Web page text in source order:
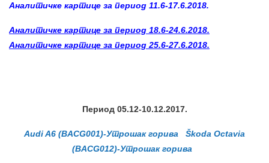
Аналитичке картице за период 11.6-17.6.2018.
Аналитичке картице за период 18.6-24.6.2018.
Аналитичке картице за период 25.6-27.6.2018.
Период 05.12-10.12.2017.
Audi A6 (BACG001)-Утрошак горива
Škoda Octavia
(BACG012)-Утрошак горива